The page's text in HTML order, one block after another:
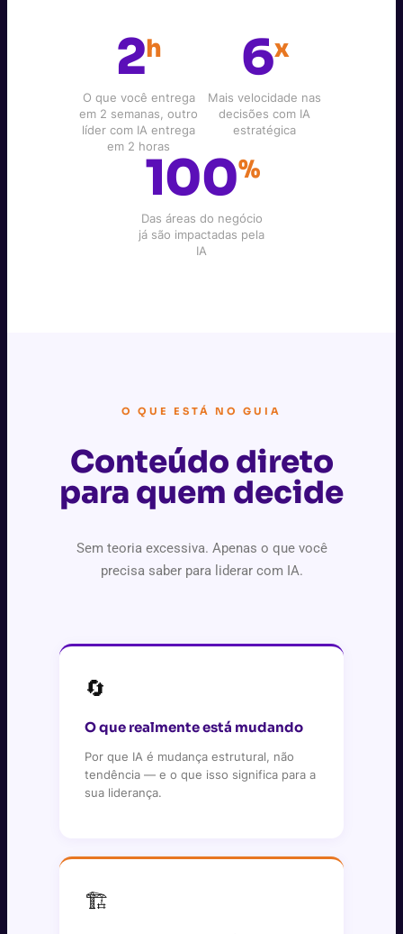
2h
O que você entrega
em 2 semanas, outro
líder com IA entrega
em 2 horas
6x
Mais velocidade nas
decisões com IA
estratégica
100%
Das áreas do negócio
já são impactadas pela
IA
O QUE ESTÁ NO GUIA
Conteúdo direto
para quem decide
Sem teoria excessiva. Apenas o que você
precisa saber para liderar com IA.
🔄
O que realmente está mudando
Por que IA é mudança estrutural, não
tendência — e o que isso significa para a
sua liderança.
🏗